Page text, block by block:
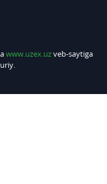
www.uzex.uzveb-saytiga